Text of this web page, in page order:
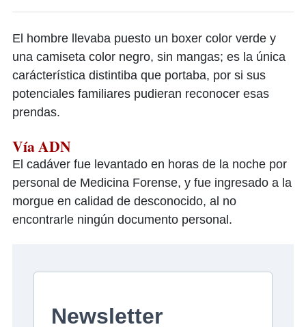
El hombre llevaba puesto un boxer color verde y
una camiseta color negro, sin mangas; es la única
carácterística distintiba que portaba, por si sus
potenciales familiares pudieran reconocer esas
prendas.
Vía ADN
El cadáver fue levantado en horas de la noche por
personal de Medicina Forense, y fue ingresado a la
morgue en calidad de desconocido, al no
encontrarle ningún documento personal.